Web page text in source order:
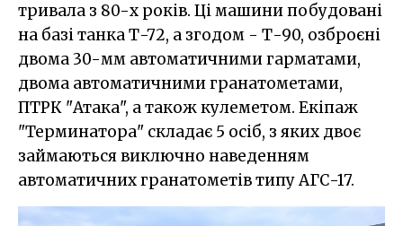
тривала з 80-х років. Ці машини побудовані
на базі танка Т-72, а згодом - Т-90, озброєні
двома 30-мм автоматичними гарматами,
двома автоматичними гранатометами,
ПТРК "Атака", а також кулеметом. Екіпаж
"Терминатора" складає 5 осіб, з яких двоє
займаються виключно наведенням
автоматичних гранатометів типу АГС-17.